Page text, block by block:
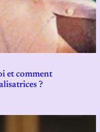
et comment
?